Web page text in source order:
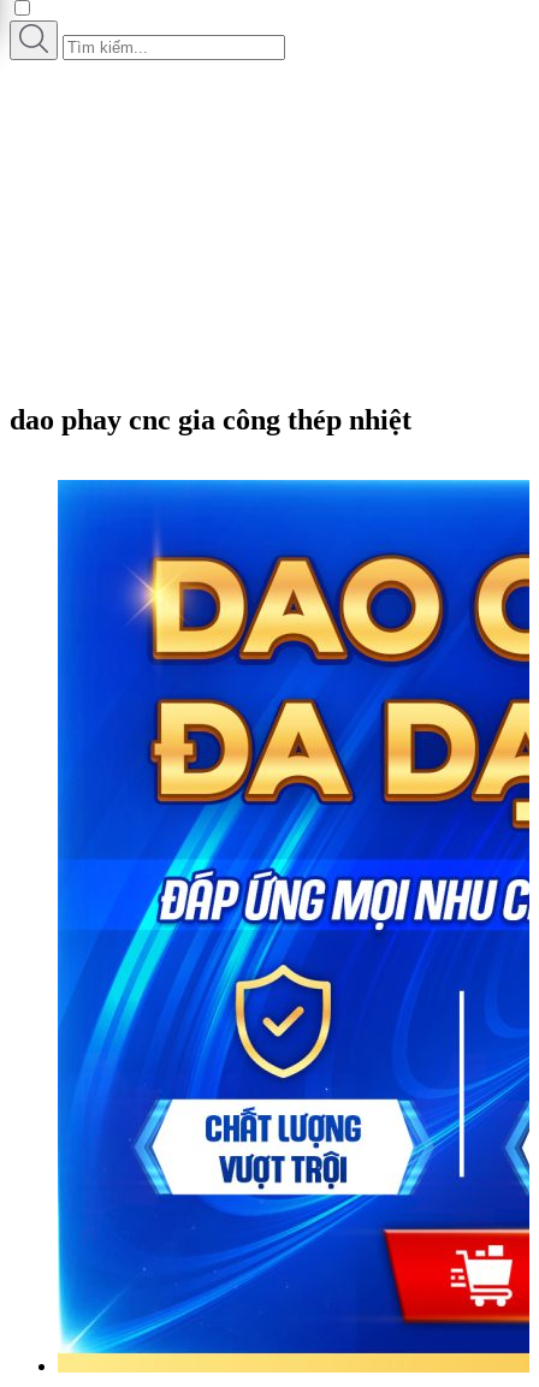
dao phay cnc gia công thép nhiệt